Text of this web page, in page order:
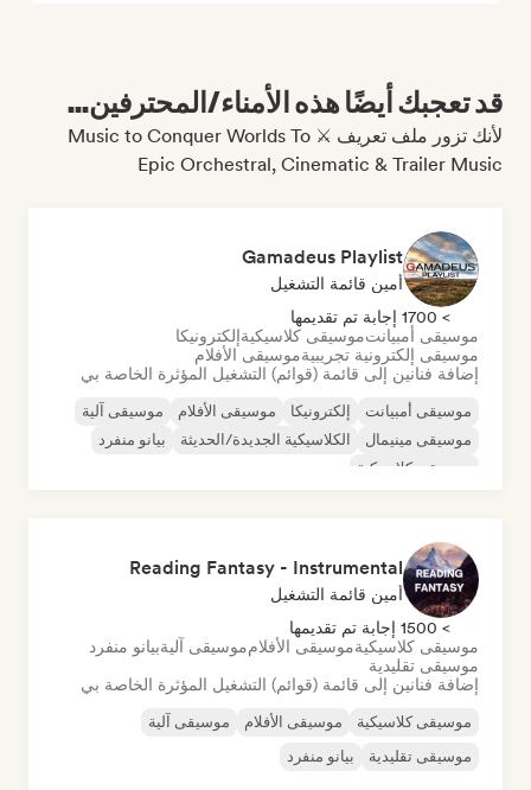
قد تعجبك أيضًا هذه الأمناء/المحترفين...
لأنك تزور ملف تعريف Music to Conquer Worlds To ⚔️
Epic Orchestral, Cinematic & Trailer Music
Gamadeus Playlist
أمين قائمة التشغيل
> 1700 إجابة تم تقديمها
موسيقى أمبيانتموسيقى كلاسيكيةإلكترونيكا
موسيقى إلكترونية تجريبيةموسيقى الأفلام
إضافة فنانين إلى قائمة (قوائم) التشغيل المؤثرة الخاصة بي
موسيقى أمبيانت إلكترونيكا موسيقى الأفلام
موسيقى آلية
موسيقى مينيمال
الكلاسيكية الجديدة/الحديثة
بيانو منفرد
موسيقى كلاسيكية
Reading Fantasy - Instrumental
أمين قائمة التشغيل
> 1500 إجابة تم تقديمها
موسيقى كلاسيكيةموسيقى الأفلامموسيقى آليةبيانو منفرد
موسيقى تقليدية
إضافة فنانين إلى قائمة (قوائم) التشغيل المؤثرة الخاصة بي
موسيقى كلاسيكية موسيقى الأفلام
موسيقى آلية
موسيقى تقليدية
بيانو منفرد